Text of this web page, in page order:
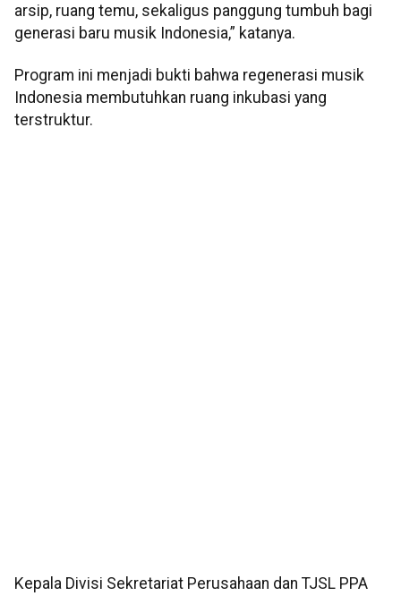
arsip, ruang temu, sekaligus panggung tumbuh bagi
generasi baru musik Indonesia,” katanya.
Program ini menjadi bukti bahwa regenerasi musik
Indonesia membutuhkan ruang inkubasi yang
terstruktur.
Kepala Divisi Sekretariat Perusahaan dan TJSL PPA